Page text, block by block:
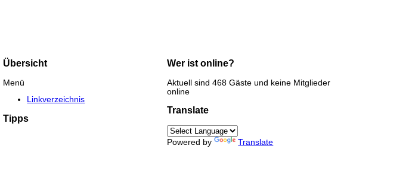
Übersicht
Menü
Linkverzeichnis
Tipps
Wer ist online?
Aktuell sind 468 Gäste und keine Mitglieder
online
Translate
Powered by Translate